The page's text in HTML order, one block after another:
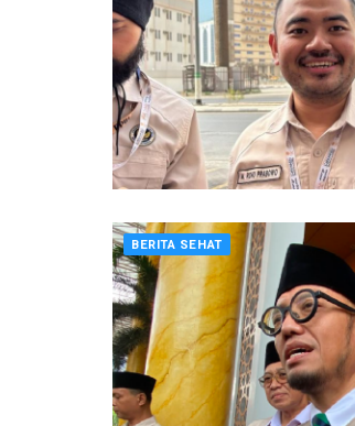
BERITA SEHAT